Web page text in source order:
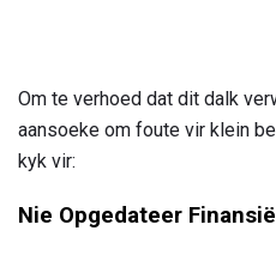
Om te verhoed dat dit dalk
aansoeke om foute vir klein
kyk vir:
Nie Opgedateer